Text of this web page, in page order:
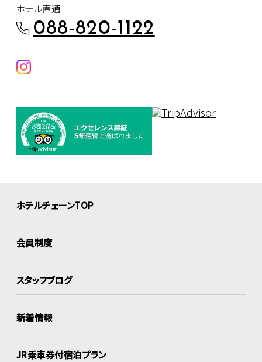
ホテル直通
088-820-1122
ホテルチェーンTOP
会員制度
スタッフブログ
新着情報
JR乗車券付宿泊プラン